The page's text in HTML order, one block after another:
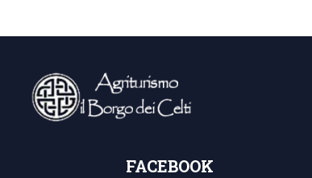
FACEBOOK